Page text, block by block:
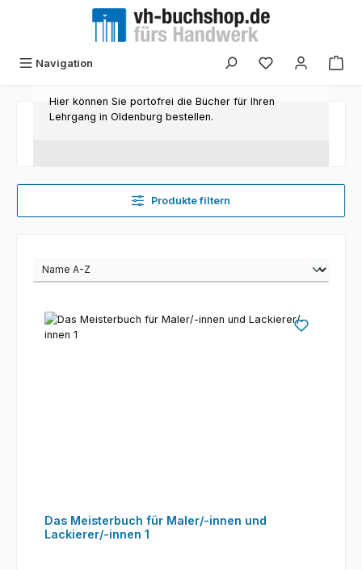
Zum Hauptinhalt springen
Navigation
Hier können Sie portofrei die Bücher für Ihren
Lehrgang in Oldenburg bestellen.
Produkte filtern
Das Meisterbuch für Maler/-innen und
Lackierer/-innen 1